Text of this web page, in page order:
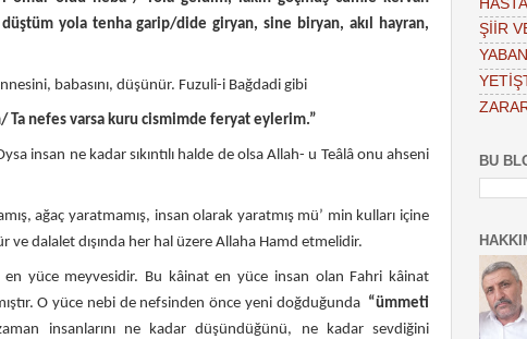
yola tenha garip/dide giryan, sine biryan, akıl hayran,
babasını, düşünür. Fuzuli-i Bağdadi gibi
Ta nefes varsa kuru cismimde feryat eylerim.”
insan ne kadar sıkıntılı halde de olsa Allah- u Teâlâ onu ahseni
ağaç yaratmamış, insan olarak yaratmış mü’ min kulları içine
ve dalalet dışında her hal üzere Allaha Hamd etmelidir.
en yüce meyvesidir. Bu kâinat en yüce insan olan Fahri kâinat
O yüce nebi de nefsinden önce yeni doğduğunda “ümmeti
insanlarını ne kadar düşündüğünü, ne kadar sevdiğini
ŞİİR
BU